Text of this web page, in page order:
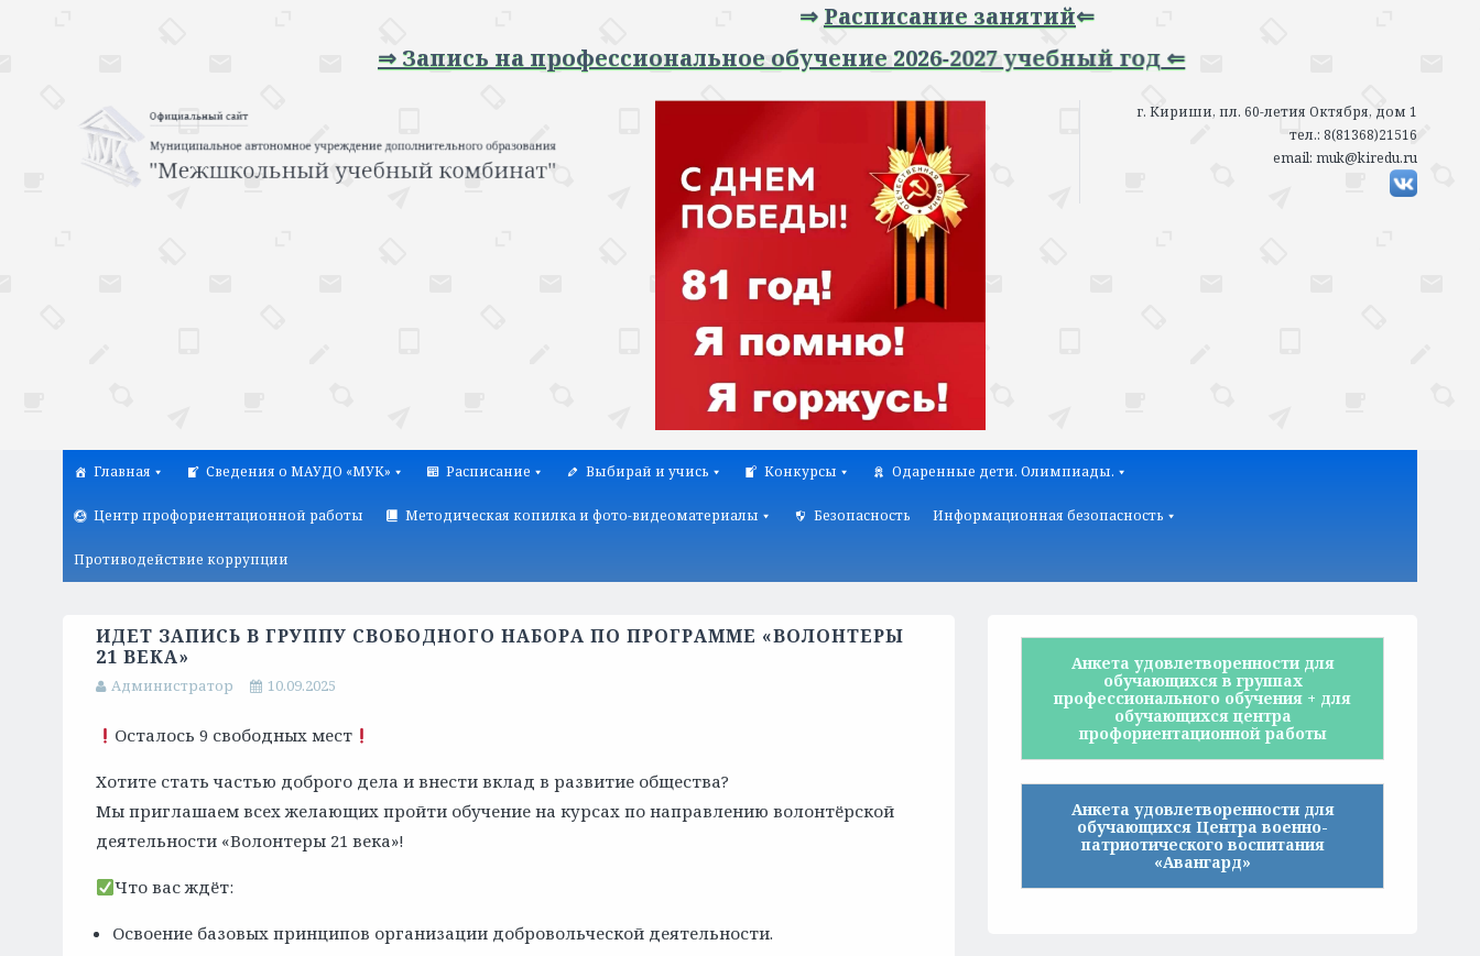
Расписание занятий⇐
⇒ Запись на профессиональное обучение 2026-2027 учебный год ⇐
г. Кириши, пл. 60-летия Октября, дом 1
тел.: 8(81368)21516
email: muk@kiredu.ru
Главная Сведения о МАУДО «МУК» Расписание Выбирай и учись Конкурсы Одаренные дети. Олимпиады.
Центр профориентационной работы Методическая копилка и фото-видеоматериалы Безопасность Информационная безопасность
Противодействие коррупции
ИДЕТ ЗАПИСЬ В ГРУППУ СВОБОДНОГО НАБОРА ПО ПРОГРАММЕ «ВОЛОНТЕРЫ
21 ВЕКА»
Администратор 10.09.2025
Осталось 9 свободных мест
Хотите стать частью доброго дела и внести вклад в развитие общества?
Мы приглашаем всех желающих пройти обучение на курсах по направлению волонтёрской
деятельности «Волонтеры 21 века»!
Что вас ждёт:
Освоение базовых принципов организации добровольческой деятельности.
Анкета удовлетворенности для
обучающихся в группах
профессионального обучения + для
обучающихся центра
профориентационной работы
Анкета удовлетворенности для
обучающихся Центра военно-
патриотического воспитания
«Авангард»